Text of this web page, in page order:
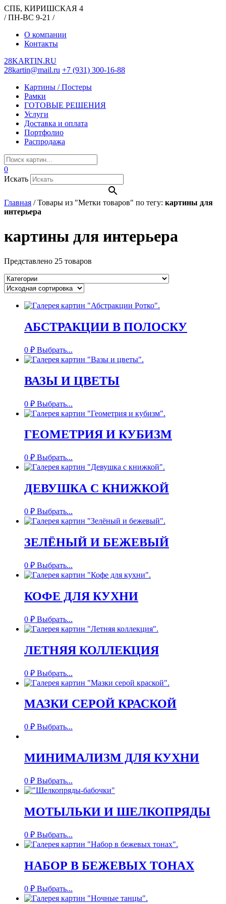
СПБ, КИРИШСКАЯ 4
/ ПН-ВС 9-21 /
О компании
Контакты
28KARTIN.RU
28kartin@mail.ru +7 (931) 300-16-88
Картины / Постеры
Рамки
ГОТОВЫЕ РЕШЕНИЯ
Услуги
Доставка и оплата
Портфолио
Распродажа
0
Искать
Главная /Товары из "Метки товаров" по тегу: картины для
интерьера
картины для интерьера
Представлено 25 товаров
АБСТРАКЦИИ В ПОЛОСКУ
0 ₽ Выбрать...
ВАЗЫ И ЦВЕТЫ
0 ₽ Выбрать...
ГЕОМЕТРИЯ И КУБИЗМ
0 ₽ Выбрать...
ДЕВУШКА С КНИЖКОЙ
0 ₽ Выбрать...
ЗЕЛЁНЫЙ И БЕЖЕВЫЙ
0 ₽ Выбрать...
КОФЕ ДЛЯ КУХНИ
0 ₽ Выбрать...
ЛЕТНЯЯ КОЛЛЕКЦИЯ
0 ₽ Выбрать...
МАЗКИ СЕРОЙ КРАСКОЙ
0 ₽ Выбрать...
МИНИМАЛИЗМ ДЛЯ КУХНИ
0 ₽ Выбрать...
МОТЫЛЬКИ И ШЕЛКОПРЯДЫ
0 ₽ Выбрать...
НАБОР В БЕЖЕВЫХ ТОНАХ
0 ₽ Выбрать...